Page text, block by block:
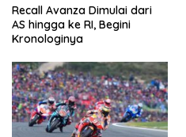
Recall Avanza Dimulai dari
AS hingga ke RI, Begini
Kronologinya